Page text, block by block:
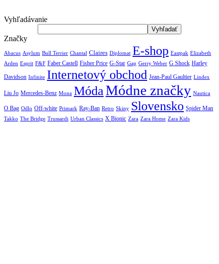
Vyhľadávanie
Značky
Abacus Asylum Bull Terrier Chantal Claires Diplomat E-shop Eastpak Elizabeth
Arden Esprit F&F Faber Castell Fisher Price G-Star Gap Gerry Weber G Shock Harley
Davidson Infinite Internetový obchod Jean-Paul Gaultier Lindex
Liu Jo Mercedes-Benz Mona MódaMódne značky Nautica
O Bag Odlo Off-white Primark Ray-Ban Retro Skiny Slovensko Spider Man
Takko The Bridge Trussardi Urban Classics X Bionic Zara Zara Home Zara Kids